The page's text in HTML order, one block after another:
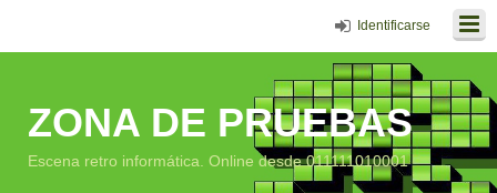
Identificarse
ZONA DE PRUEBAS
Escena retro informática. Online desde 011111010001